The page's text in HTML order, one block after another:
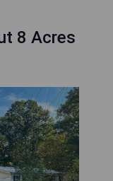
8 Acres